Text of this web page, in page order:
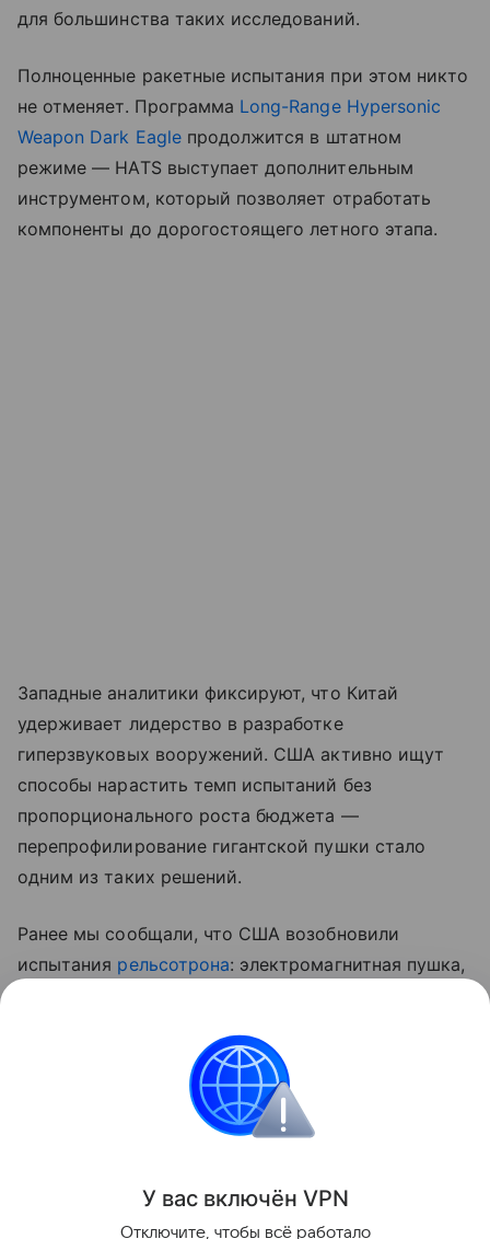
для большинства таких исследований.
Полноценные ракетные испытания при этом никто
не отменяет. Программа Long-Range Hypersonic
Weapon Dark Eagleпродолжится в штатном
режиме — HATS выступает дополнительным
инструментом, который позволяет отработать
компоненты до дорогостоящего летного этапа.
Западные аналитики фиксируют, что Китай
удерживает лидерство в разработке
гиперзвуковых вооружений. США активно ищут
способы нарастить темп испытаний без
пропорционального роста бюджета —
перепрофилирование гигантской пушки стало
одним из таких решений.
Ранее мы сообщали, что США возобновили
испытания рельсотрона: электромагнитная пушка,
Поделиться
У вас включён VPN
Отключите, чтобы всё работало